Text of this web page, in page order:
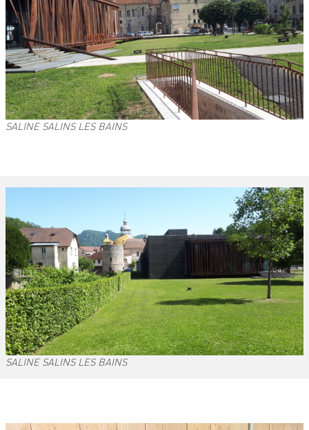
SALINE SALINS LES BAINS
SALINE SALINS LES BAINS